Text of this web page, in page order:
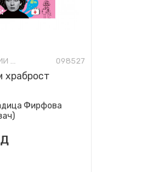
БИОГРАФИИ И МЕМОАРИ 098527
храброст
Фирфова